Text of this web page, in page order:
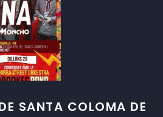
SANTA COLOMA DE